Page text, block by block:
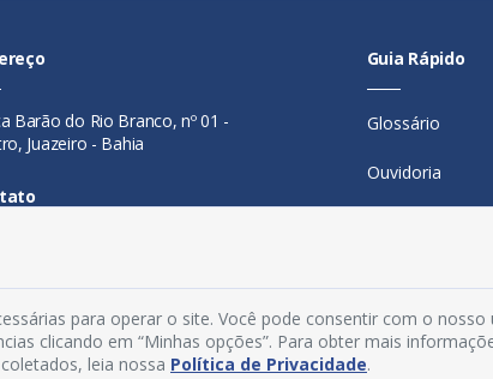
Barão do Rio Branco, nº 01 -
Juazeiro - Bahia
De Funcionamento
Guia Rápido
Glossário
Ouvidoria
Manual de
Política de
para operar o site. Você pode consentir com o nosso
clicando em “Minhas opções”. Para obter mais
leia nossa Política de Privacidade.